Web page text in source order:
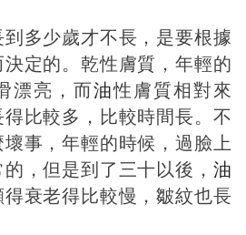
到多少歲才不長，是要根據
定的。乾性膚質，年輕的
漂亮，而油性膚質相對來
得比較多，比較時間長。不
事，年輕的時候，過臉上
，但是到了三十以後， 油
衰老得比較慢，皺紋也長